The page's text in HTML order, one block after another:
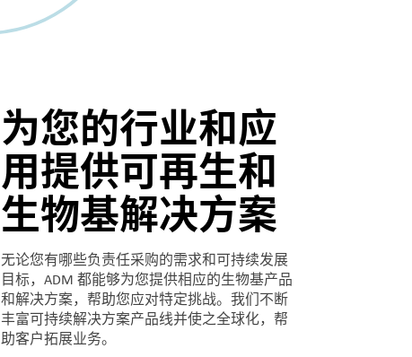
为您的行业和应
用提供可再生和
生物基解决方案
无论您有哪些负责任采购的需求和可持续发展
目标，ADM 都能够为您提供相应的生物基产品
和解决方案，帮助您应对特定挑战。我们不断
丰富可持续解决方案产品线并使之全球化，帮
助客户拓展业务。